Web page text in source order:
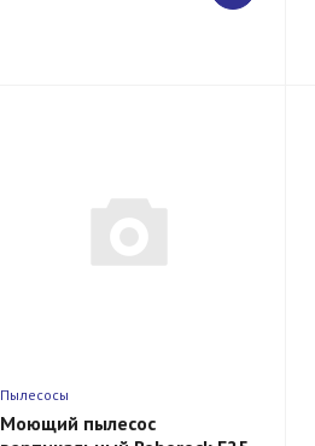
Пылесосы
Моющий пылесос